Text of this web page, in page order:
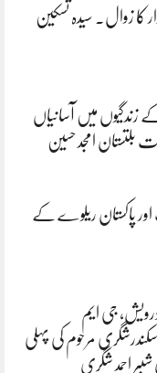
کا زوال. سیدہ تسکین
میں آسانیاں
بلتستان امجد حسین
پاکستان ریلوے کے
درویش، جی ایم
مرحوم کی پہلی
احمد شگری